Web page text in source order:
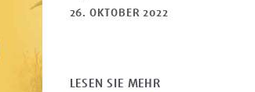
26. OKTOBER 2022
LESEN SIE MEHR